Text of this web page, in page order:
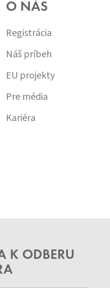
O NÁS
Registrácia
Náš príbeh
EU projekty
Pre média
Kariéra
K ODBERU